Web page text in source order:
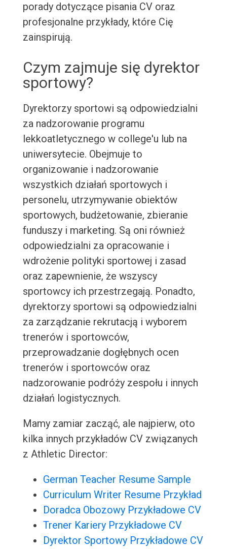
porady dotyczące pisania CV oraz
profesjonalne przykłady, które Cię
zainspirują.
Czym zajmuje się dyrektor
sportowy?
Dyrektorzy sportowi są odpowiedzialni
za nadzorowanie programu
lekkoatletycznego w college'u lub na
uniwersytecie. Obejmuje to
organizowanie i nadzorowanie
wszystkich działań sportowych i
personelu, utrzymywanie obiektów
sportowych, budżetowanie, zbieranie
funduszy i marketing. Są oni również
odpowiedzialni za opracowanie i
wdrożenie polityki sportowej i zasad
oraz zapewnienie, że wszyscy
sportowcy ich przestrzegają. Ponadto,
dyrektorzy sportowi są odpowiedzialni
za zarządzanie rekrutacją i wyborem
trenerów i sportowców,
przeprowadzanie dogłębnych ocen
trenerów i sportowców oraz
nadzorowanie podróży zespołu i innych
działań logistycznych.
Mamy zamiar zacząć, ale najpierw, oto
kilka innych przykładów CV związanych
z Athletic Director:
German Teacher Resume Sample
Curriculum Writer Resume Przykład
Doradca Obozowy Przykładowe CV
Trener Kariery Przykładowe CV
Dyrektor Sportowy Przykładowe CV